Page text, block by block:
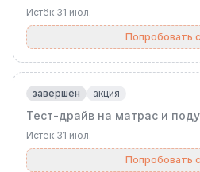
Истёк 31 июл.
Попробовать
завершён акция
Тест-драйв на матрас и
Истёк 31 июл.
Попробовать